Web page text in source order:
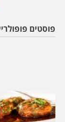
פוסטים